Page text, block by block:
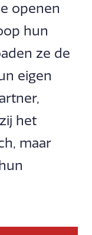
openen
hun
ze de
eigen
het
maar